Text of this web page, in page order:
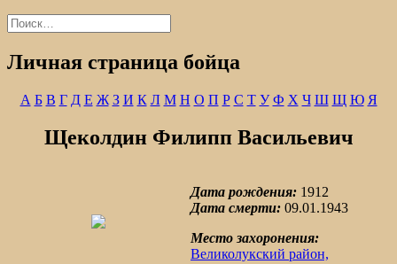
Найти:
Личная страница бойца
А Б В Г Д Е Ж З И К Л М Н О П Р С Т У Ф Х Ч Ш Щ Ю Я
Щеколдин Филипп Васильевич
Дата рождения: 1912
Дата смерти: 09.01.1943
Место захоронения:
Великолукский район,